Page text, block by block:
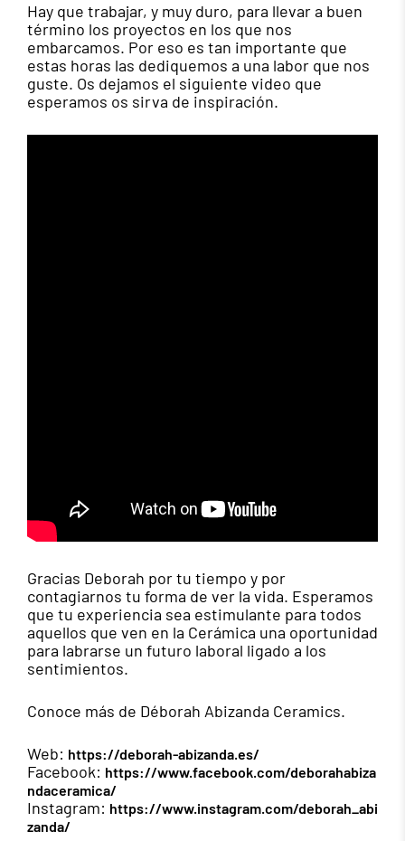
Hay que trabajar, y muy duro, para llevar a buen
término los proyectos en los que nos
embarcamos. Por eso es tan importante que
estas horas las dediquemos a una labor que nos
guste. Os dejamos el siguiente video que
esperamos os sirva de inspiración.
Gracias Deborah por tu tiempo y por
contagiarnos tu forma de ver la vida. Esperamos
que tu experiencia sea estimulante para todos
aquellos que ven en la Cerámica una oportunidad
para labrarse un futuro laboral ligado a los
sentimientos.
Conoce más de Déborah Abizanda Ceramics.
Web: https://deborah-abizanda.es/
Facebook: https://www.facebook.com/deborahabiza
ndaceramica/
Instagram: https://www.instagram.com/deborah_abi
zanda/